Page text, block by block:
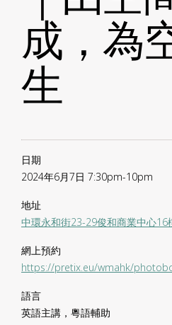
成，為
生
日期
2024年6月7日 7:30pm-10pm
地址
中環永和街23-29俊和商業中心16
網上預約
https://pretix.eu/wmahk/
語言
英語主講，粵語輔助